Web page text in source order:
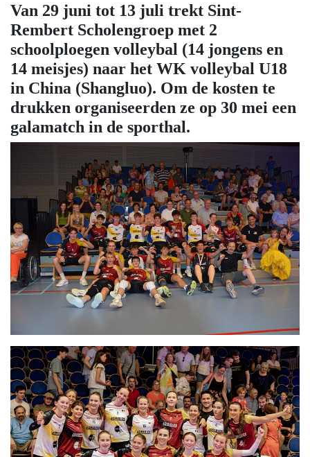
Van 29 juni tot 13 juli trekt Sint-
Rembert Scholengroep met 2
schoolploegen volleybal (14 jongens en
14 meisjes) naar het WK volleybal U18
in China (Shangluo). Om de kosten te
drukken organiseerden ze op 30 mei een
galamatch in de sporthal.